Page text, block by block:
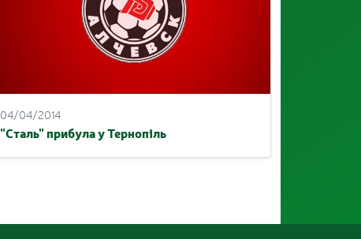
04/04/2014
"Сталь" прибула у Тернопіль